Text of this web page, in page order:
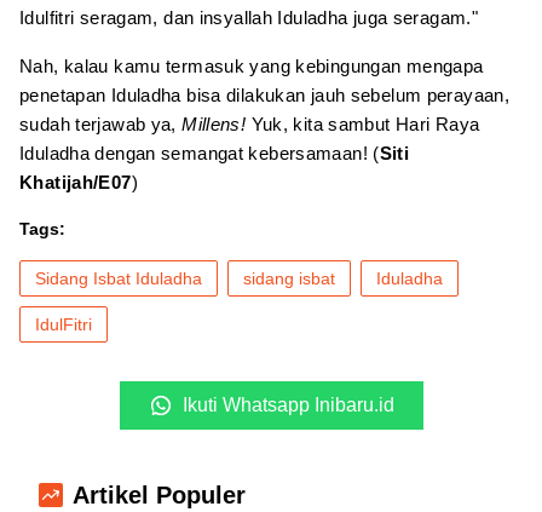
Idulfitri seragam, dan insyallah Iduladha juga seragam."
Nah, kalau kamu termasuk yang kebingungan mengapa
penetapan Iduladha bisa dilakukan jauh sebelum perayaan,
sudah terjawab ya,Millens! Yuk, kita sambut Hari Raya
Iduladha dengan semangat kebersamaan! (Siti
Khatijah/E07)
Tags:
Sidang Isbat Iduladha sidang isbat Iduladha
IdulFitri
Ikuti Whatsapp Inibaru.id
Artikel Populer